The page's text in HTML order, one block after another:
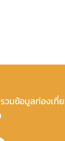
วมข้อมูลท่องเที่